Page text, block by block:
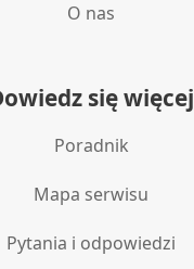
O nas
się więcej
Poradnik
Mapa serwisu
Pytania i odpowiedzi